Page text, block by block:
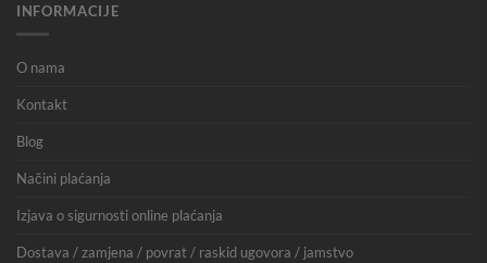
INFORMACIJE
O nama
Kontakt
Blog
Načini plaćanja
Izjava o sigurnosti online plaćanja
Dostava / zamjena / povrat / raskid ugovora / jamstvo